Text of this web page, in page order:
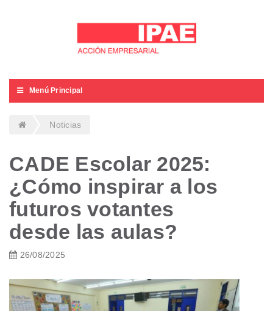
Menú Principal
Noticias
CADE Escolar 2025:
¿Cómo inspirar a los
futuros votantes
desde las aulas?
26/08/2025